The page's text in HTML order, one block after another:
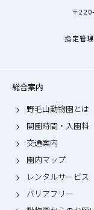
〒
指定管
総合案内
野毛山動物園とは
開園時間・入園料
交通案内
園内マップ
レンタルサービス
バリアフリー